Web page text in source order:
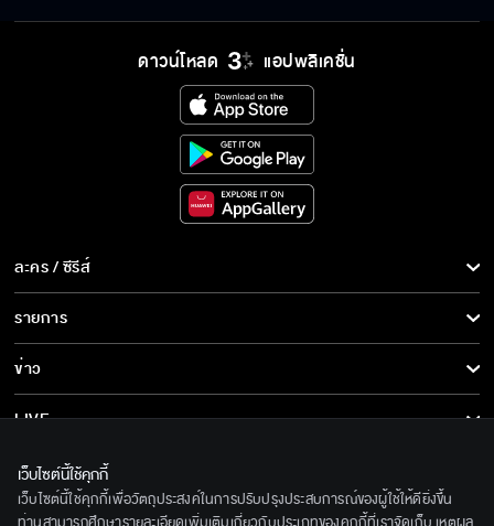
ดาวน์โหลด แอปพลิเคชั่น
ละคร / ซีรีส์
ละคร/ซีรีส์
ซีรีส์นานาชาติ
การ์ตูน & เกม
รายการ
รายการทั้งหมด
ข่าว
ข่าวทั้งหมด
ข่าวประชาสัมพันธ์
LIVE
เกี่ยวกับเรา
BEC World
ติดตามเราได้ที่
เว็บไซต์นี้ใช้คุกกี้
เว็บไซต์นี้ใช้คุกกี้เพื่อวัตถุประสงค์ในการปรับปรุงประสบการณ์ของผู้ใช้ให้ดียิ่งขึ้น